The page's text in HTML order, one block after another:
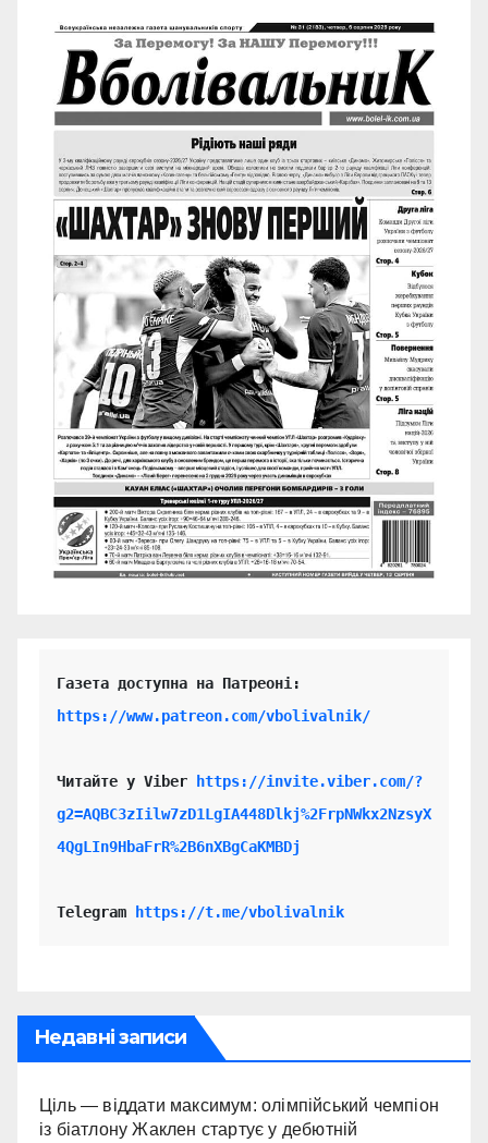
https://www.patreon.com/vbolivalnik/
Читайте у Viber
https://invite.viber.com/?
g2=AQBC3zIilw7zD1LgIA448Dlkj%2FrpNWkx2NzsyX
4QgLIn9HbaFrR%2B6nXBgCaKMBDj
Telegram https://t.me/vbolivalnik
Недавні записи
Ціль — віддати максимум: олімпійський чемпіон
із біатлону Жаклен стартує у дебютній